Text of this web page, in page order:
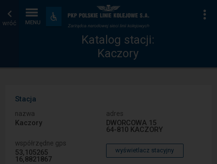
wróć MENU
Dostępność
i
udogodnienia
Katalog
stacji
Strona
główna
Katalog stacji:
Kaczory
Stacja
nazwa
Kaczory
adres
DWORCOWA 15
64-810 KACZORY
współrzędne gps
53,105265
16,8821867
wyświetlacz stacyjny